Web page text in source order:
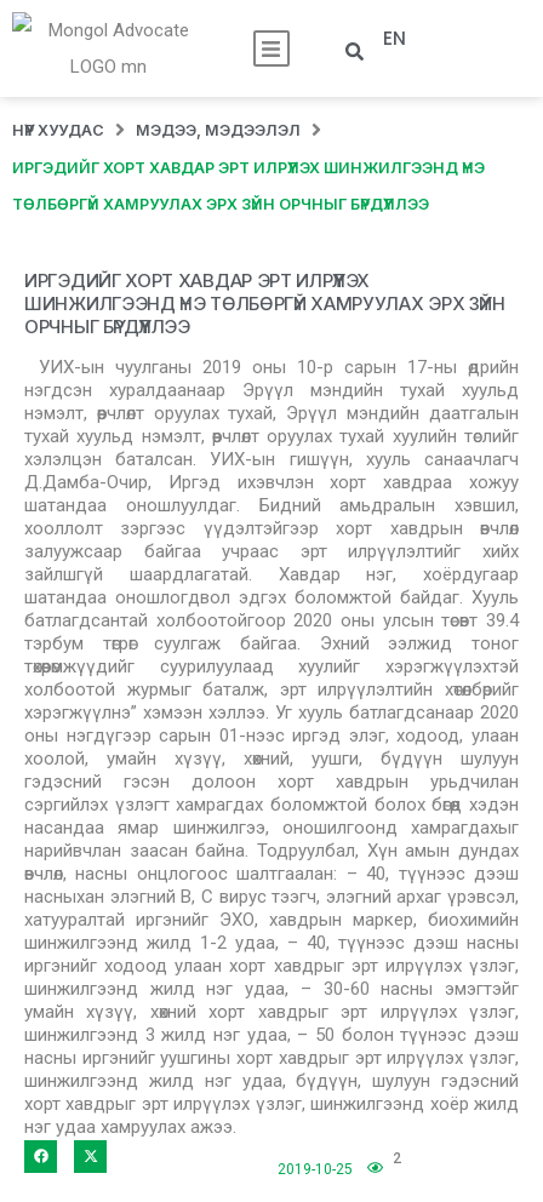
EN
НҮҮР ХУУДАС МЭДЭЭ, МЭДЭЭЛЭЛ
ИРГЭДИЙГ ХОРТ ХАВДАР ЭРТ ИЛРҮҮЛЭХ ШИНЖИЛГЭЭНД ҮНЭ
ТӨЛБӨРГҮЙ ХАМРУУЛАХ ЭРХ ЗҮЙН ОРЧНЫГ БҮРДҮҮЛЛЭЭ
ИРГЭДИЙГ ХОРТ ХАВДАР ЭРТ ИЛРҮҮЛЭХ
ШИНЖИЛГЭЭНД ҮНЭ ТӨЛБӨРГҮЙ ХАМРУУЛАХ ЭРХ ЗҮЙН
ОРЧНЫГ БҮРДҮҮЛЛЭЭ
УИХ-ын чуулганы 2019 оны 10-р сарын 17-ны өдрийн
нэгдсэн хуралдаанаар Эрүүл мэндийн тухай хуульд
нэмэлт, өөрчлөлт оруулах тухай, Эрүүл мэндийн даатгалын
тухай хуульд нэмэлт, өөрчлөлт оруулах тухай хуулийн төслийг
хэлэлцэн баталсан. УИХ-ын гишүүн, хууль санаачлагч
Д.Дамба-Очир, Иргэд ихэвчлэн хорт хавдраа хожуу
шатандаа оношлуулдаг. Бидний амьдралын хэвшил,
хооллолт зэргээс үүдэлтэйгээр хорт хавдрын өвчлөл
залуужсаар байгаа учраас эрт илрүүлэлтийг хийх
зайлшгүй шаардлагатай. Хавдар нэг, хоёрдугаар
шатандаа оношлогдвол эдгэх боломжтой байдаг. Хууль
батлагдсантай холбоотойгоор 2020 оны улсын төсөвт 39.4
тэрбум төгрөг суулгаж байгаа. Эхний ээлжид тоног
төхөөрөмжүүдийг суурилуулаад хуулийг хэрэгжүүлэхтэй
холбоотой журмыг баталж, эрт илрүүлэлтийн хөтөлбөрийг
хэрэгжүүлнэ” хэмээн хэллээ. Уг хууль батлагдсанаар 2020
оны нэгдүгээр сарын 01-нээс иргэд элэг, ходоод, улаан
хоолой, умайн хүзүү, хөхний, уушги, бүдүүн шулуун
гэдэсний гэсэн долоон хорт хавдрын урьдчилан
сэргийлэх үзлэгт хамрагдах боломжтой болох бөгөөд хэдэн
насандаа ямар шинжилгээ, оношилгоонд хамрагдахыг
нарийвчлан заасан байна. Тодруулбал, Хүн амын дундах
өвчлөл, насны онцлогоос шалтгаалан: – 40, түүнээс дээш
насныхан элэгний В, С вирус тээгч, элэгний архаг үрэвсэл,
хатууралтай иргэнийг ЭХО, хавдрын маркер, биохимийн
шинжилгээнд жилд 1-2 удаа, – 40, түүнээс дээш насны
иргэнийг ходоод улаан хорт хавдрыг эрт илрүүлэх үзлэг,
шинжилгээнд жилд нэг удаа, – 30-60 насны эмэгтэйг
умайн хүзүү, хөхний хорт хавдрыг эрт илрүүлэх үзлэг,
шинжилгээнд 3 жилд нэг удаа, – 50 болон түүнээс дээш
насны иргэнийг уушгины хорт хавдрыг эрт илрүүлэх үзлэг,
шинжилгээнд жилд нэг удаа, бүдүүн, шулуун гэдэсний
хорт хавдрыг эрт илрүүлэх үзлэг, шинжилгээнд хоёр жилд
нэг удаа хамруулах ажээ.
2019-10-25
2